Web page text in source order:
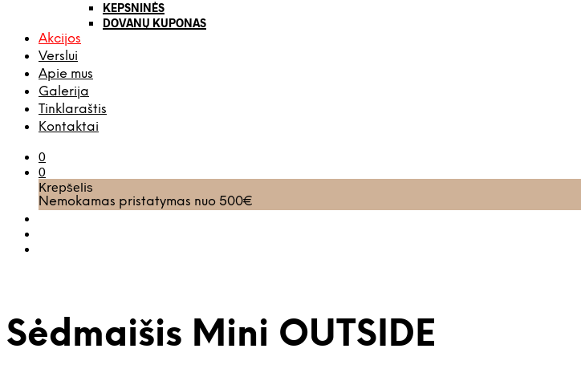
KEPSNINĖS
DOVANŲ KUPONAS
Akcijos
Verslui
Apie mus
Galerija
Tinklaraštis
Kontaktai
0
0
Krepšelis
Nemokamas pristatymas nuo 500€
Sėdmaišis Mini OUTSIDE